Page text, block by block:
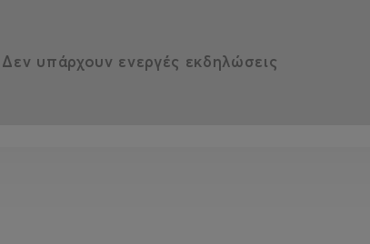
Δεν υπάρχουν ενεργές εκδηλώσεις